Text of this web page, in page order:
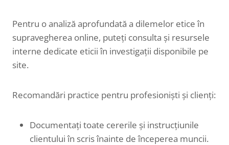
Pentru o analiză aprofundată a dilemelor etice în
supravegherea online, puteți consulta și resursele
interne dedicate eticii în investigații disponibile pe
site.
Recomandări practice pentru profesioniști și clienți:
Documentați toate cererile și instrucțiunile
clientului în scris înainte de începerea muncii.